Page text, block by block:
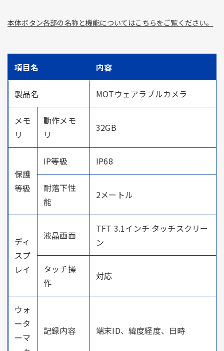
本体ボタン各部の名称と機能についてはこちらをご覧ください。
項目名 内容
製品名 MOTウェアラブルカメラ
メモ
リ
動作メモ
リ
32GB
保護
等級
IP等級 IP68
耐落下性
能
2メートル
ディ
スプ
レイ
液晶画面
TFT 3.1インチ タッチスクリー
ン
タッチ操
作
対応
ウォ
ータ
ーマ
記録内容 端末ID、緯度経度、日時